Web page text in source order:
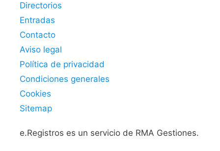
Directorios
Entradas
Contacto
Aviso legal
Política de privacidad
Condiciones generales
Cookies
Sitemap
e.Registros es un servicio de RMA Gestiones.